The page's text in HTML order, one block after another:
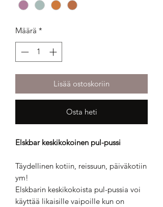
Määrä *
Lisää ostoskoriin
Osta heti
Elskbar keskikokoinen pul-pussi
Täydellinen kotiin, reissuun, päiväkotiin
ym!
Elskbarin keskikokoista pul-pussia voi
käyttää likaisille vaipoille kun on